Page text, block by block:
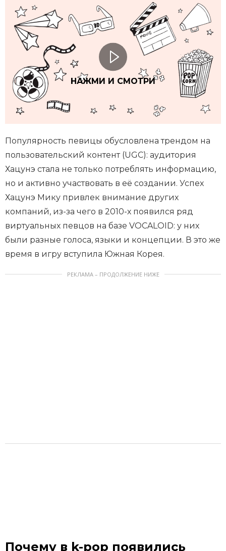
НАЖМИ И СМОТРИ
Популярность певицы обусловлена трендом на
пользовательский контент (UGC): аудитория
Хацунэ стала не только потреблять информацию,
но и активно участвовать в её создании. Успех
Хацунэ Мику привлек внимание других
компаний, из-за чего в 2010-х появился ряд
виртуальных певцов на базе VOCALOID: у них
были разные голоса, языки и концепции. В это же
время в игру вступила Южная Корея.
РЕКЛАМА – ПРОДОЛЖЕНИЕ НИЖЕ
Почему в k-pop появились